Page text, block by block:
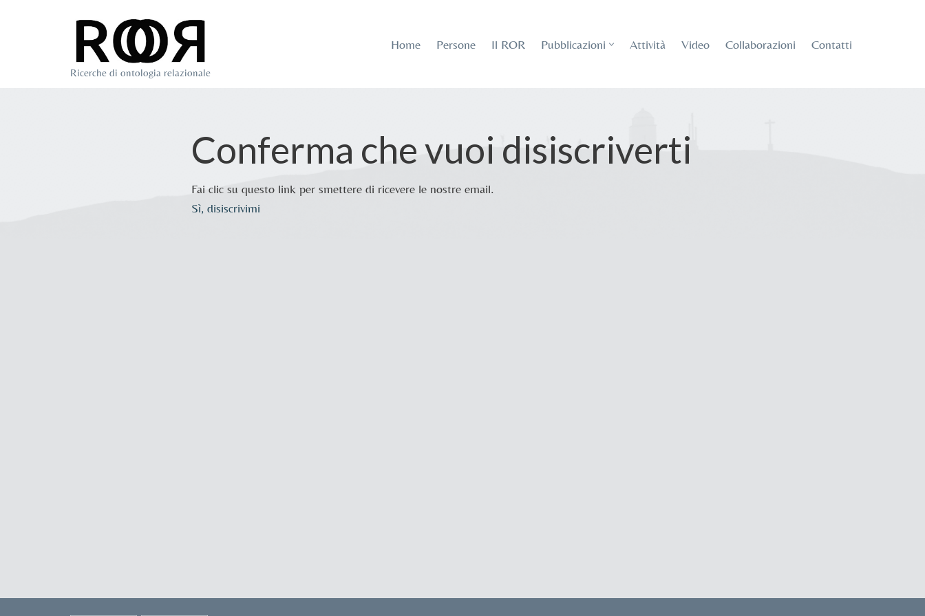
Ricerche di ontologia relazionale
Home Persone Il ROR Pubblicazioni Attività Video Collaborazioni Contatti
Conferma che vuoi disiscriverti
Fai clic su questo link per smettere di ricevere le nostre email.
Sì, disiscrivimi